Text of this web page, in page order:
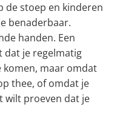
de stoep en kinderen
benaderbaar.
handen. Een
dat je regelmatig
maar omdat
thee, of omdat je
wilt proeven dat je